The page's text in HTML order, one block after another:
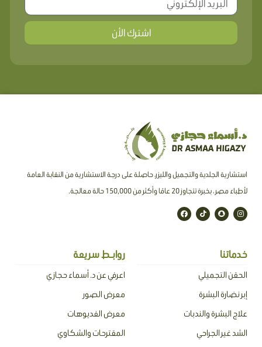
اشترك الأن
استشارية الجلدية والتجميل والليزر، حاصلة على درجة الاستشارية من النقابة العامة
لأطباء مصر ، بخبرة تتجاوز 20 عامًا وأكثر من 150,000 حالة معالجة.
I
n
s
a
S
n
a
a
t
T
i
k
F
a
c
خدماتنا
الحقن التجميلي
إبر نضارة البشرة
علاج البشرة والندبات
الشد غير الجراحي
روابـط سريعة
اعرفي عن د. أسماء حجازي
معرض الصور
معرض الفديوهات
المقترحات والشكاوي